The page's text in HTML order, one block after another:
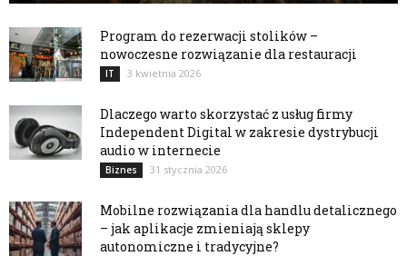
Program do rezerwacji stolików –
nowoczesne rozwiązanie dla restauracji
IT 3 kwietnia 2026
Dlaczego warto skorzystać z usług firmy
Independent Digital w zakresie dystrybucji
audio w internecie
Biznes 31 stycznia 2026
Mobilne rozwiązania dla handlu detalicznego
– jak aplikacje zmieniają sklepy
autonomiczne i tradycyjne?